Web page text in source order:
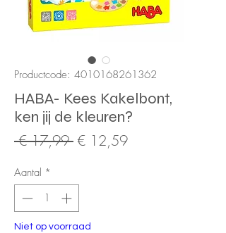
Productcode: 4010168261362
HABA- Kees Kakelbont,
ken jij de kleuren?
€ 17,99 Normale
€ 12,59Verkoopprijs
Aantal *
Niet op voorraad